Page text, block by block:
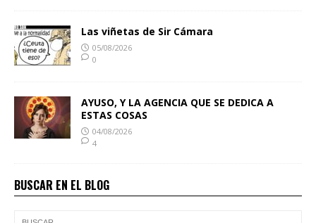
Las viñetas de Sir Cámara
05/08/2026
0
AYUSO, Y LA AGENCIA QUE SE DEDICA A
ESTAS COSAS
04/08/2026
4
BUSCAR EN EL BLOG